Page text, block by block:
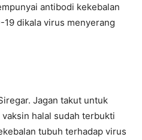
antibodi kekebalan
dikala virus menyerang
Jagan takut untuk
halal sudah terbukti
tubuh terhadap virus